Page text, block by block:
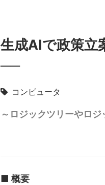
生成AIで政策立
──
コンピュータ
～ロジックツリーやロ
■ 概要